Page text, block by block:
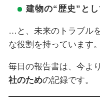
建物の“歴史”と
…と、未来のトラブル
な役割を持っています。
毎日の報告書は、今よ
社のための記録です。